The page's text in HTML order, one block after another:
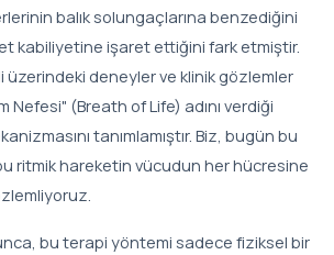
balık solungaçlarına benzediğini
kabiliyetine işaret ettiğini fark etmiştir.
üzerindeki deneyler ve klinik gözlemler
Nefesi" (Breath of Life) adını verdiği
tanımlamıştır. Biz, bugün bu
ritmik hareketin vücudun her hücresine
bu terapi yöntemi sadece fiziksel bir